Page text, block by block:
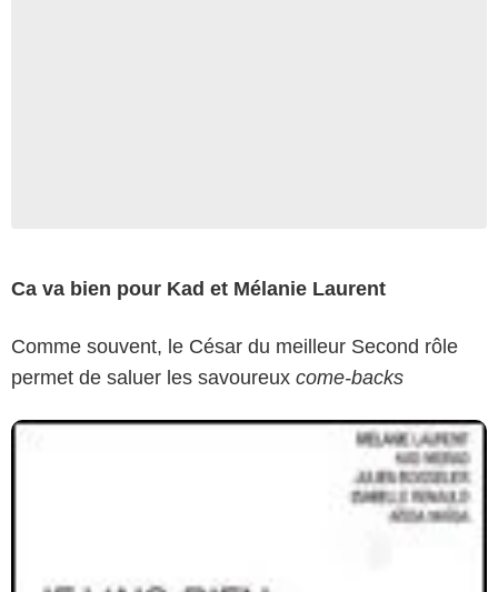
Ca va bien pour Kad et Mélanie Laurent
Comme souvent, le César du meilleur Second rôle
permet de saluer les savoureux come-backs